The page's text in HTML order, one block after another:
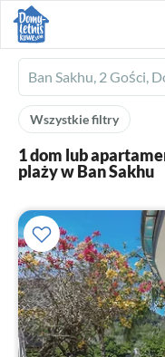
Ferienhausmiete
logo
Wszystkie filtry
1 dom lub
plaży w Ban Sakhu